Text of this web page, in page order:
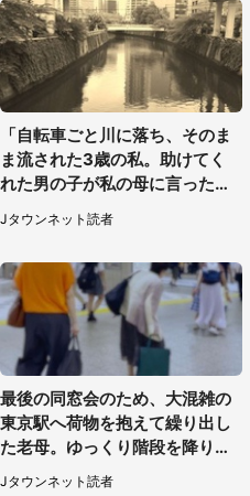
「自転車ごと川に落ち、そのま
ま流された3歳の私。助けてく
れた男の子が私の母に言ったの
は...」（千葉県・20代女性）
Jタウンネット読者
最後の同窓会のため、大混雑の
東京駅へ荷物を抱えて繰り出し
た老母。ゆっくり階段を降りて
たらスーツの男性が（東京都・
Jタウンネット読者